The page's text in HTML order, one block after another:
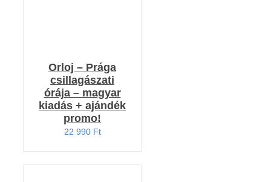
Orloj – Prága
csillagászati
órája – magyar
kiadás + ajándék
promo!
22 990 Ft